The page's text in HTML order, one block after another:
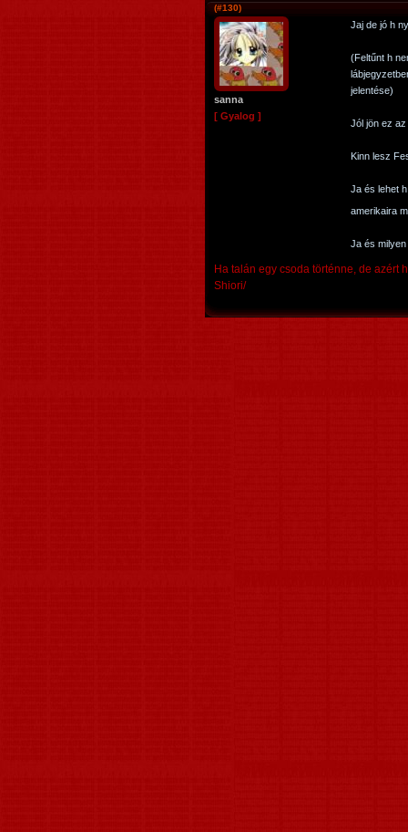
(#130)
sanna
[ Gyalog ]
Jaj de jó h
(Feltűnt h
jelentése)
Jól jön ez
Kinn lesz
Ja és lehet
amerikaira
Ja és
Ha talán egy csoda történne, de azért
Shiori/